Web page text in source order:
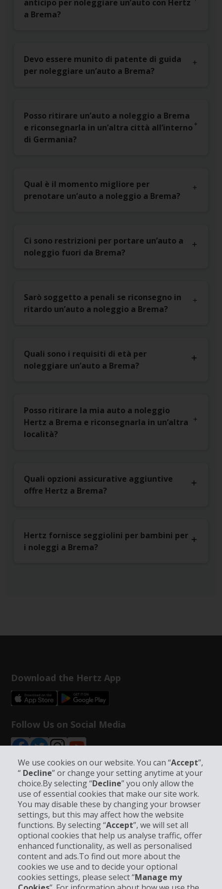
We use cookies on our website. You can “Accept”,
“ Decline” or change your setting anytime at your
choice.By selecting “Decline” you only allow the
use of essential cookies that make our site work.
You may disable these by changing your browser
settings, but this may affect how the website
functions. By selecting “Accept”, we will set all
optional cookies that help us analyse traffic, offer
enhanced functionality, as well as personalised
content and ads.To find out more about the
cookies we use and to decide your optional
cookies settings, please select “Manage my
anticipo per noleggiare un’auto con Hertz
a Brema?
Devo essere munito di patente di guida
per noleggiare un’auto a Brema?
Posso ritirare un’auto a noleggio a Brema
e riconsegnarla in un’altra città all’interno
di Germania?
Qual è il momento migliore per
prenotare un’auto a noleggio a Brema?
Ci sono restrizioni per portare un’auto a
noleggio fuori da Brema?
Sarò soggetto a penali se riconsegno in
ritardo un’auto a noleggio a Brema?
Quali sono i requisiti di età per
noleggiare un’auto a Brema?
Posso ritirare la mia auto a noleggio
Hertz a Brema e riconsegnarla in un’altra
località?
Quali opzioni assicurative aggiuntive
offre Hertz a Brema?
Hertz fornisce seggiolini per bambini per
i noleggi a Brema?
Download the Hertz App
Follow Us on Social Media
Info su Hertz
Business
Customer Service
Prenota con Hertz